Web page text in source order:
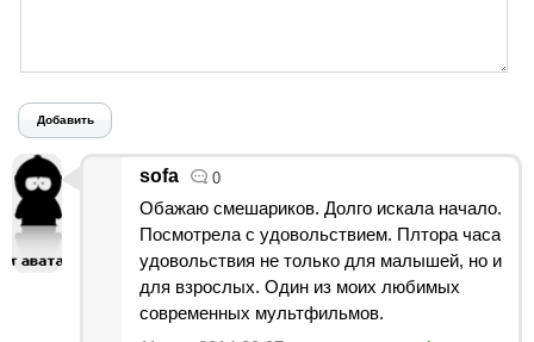
Добавить
sofa 0
Обажаю смешариков. Долго искала начало.
Посмотрела с удовольствием. Плтора часа
удовольствия не только для малышей, но и
для взрослых. Один из моих любимых
современных мультфильмов.